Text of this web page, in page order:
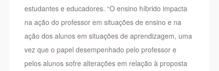
estudantes e educadores. “O ensino híbrido impacta
na ação do professor em situações de ensino e na
ação dos alunos em situações de aprendizagem, uma
vez que o papel desempenhado pelo professor e
pelos alunos sofre alterações em relação à proposta